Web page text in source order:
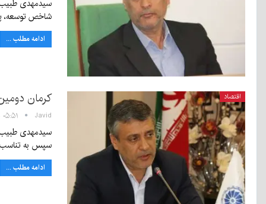
شاخص توسعه،
ادامه مطلب ...
اقتصاد کرمان
Javid ۰۵:۵۱ - ۵ خرداد ۱۳۹۸
سیدمهدی
سپس به
ادامه مطلب ...